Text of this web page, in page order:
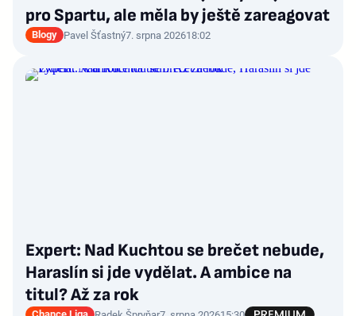
pro Spartu, ale měla by ještě zareagovat
Blogy Pavel Šťastný7. srpna 202618:02
Expert: Nad Kuchtou se brečet nebude,
Haraslín si jde vydělat. A ambice na
titul? Až za rok